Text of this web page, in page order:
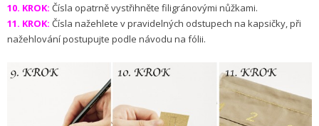
10. KROK: Čísla opatrně vystřihněte filigránovými nůžkami.
11. KROK: Čísla nažehlete v pravidelných odstupech na kapsičky, při
nažehlování postupujte podle návodu na fólii.